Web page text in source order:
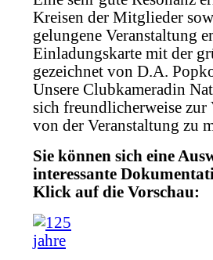
Kreisen der Mitglieder
gelungene Veranstaltung
Einladungskarte mit der
gezeichnet von D.A.
Unsere Clubkameradin
sich freundlicherweise
von der Veranstaltung zu
Sie können sich eine
interessante
Klick auf die Vorschau: